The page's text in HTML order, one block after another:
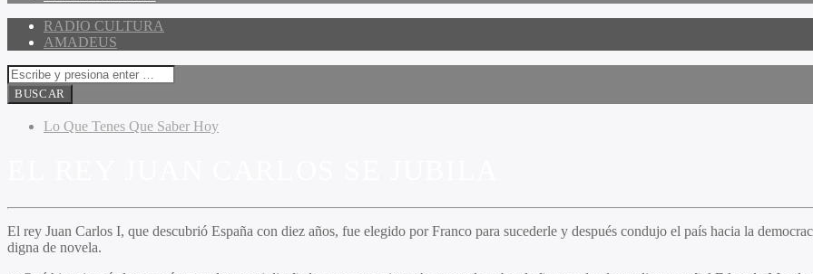
RADIO CULTURA
AMADEUS
Lo Que Tenes Que Saber Hoy
El rey Juan Carlos I, que descubrió España con diez años, fue elegido por Franco para sucederle y después condujo el país hacia la
digna de novela.